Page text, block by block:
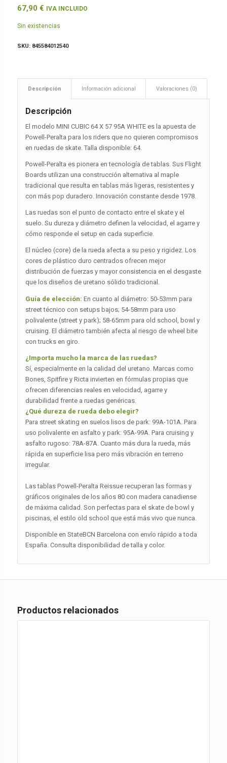
67,90 € IVA INCLUIDO
Sin existencias
SKU: 845584012540
Descripción Información adicional Valoraciones (0)
Descripción
El modelo MINI CUBIC 64 X 57 95A WHITE es la apuesta de
Powell-Peralta para los riders que no quieren compromisos
en ruedas de skate. Talla disponible: 64.
Powell-Peralta es pionera en tecnología de tablas. Sus Flight
Boards utilizan una construcción alternativa al maple
tradicional que resulta en tablas más ligeras, resistentes y
con más pop duradero. Innovación constante desde 1978.
Las ruedas son el punto de contacto entre el skate y el
suelo. Su dureza y diámetro definen la velocidad, el agarre y
cómo responde el setup en cada superficie.
El núcleo (core) de la rueda afecta a su peso y rigidez. Los
cores de plástico duro centrados ofrecen mejor
distribución de fuerzas y mayor consistencia en el desgaste
que los diseños de uretano sólido tradicional.
Guía de elección: En cuanto al diámetro: 50-53mm para
street técnico con setups bajos; 54-58mm para uso
polivalente (street y park); 58-65mm para old school, bowl y
cruising. El diámetro también afecta al riesgo de wheel bite
con trucks en giro.
¿Importa mucho la marca de las ruedas?
Sí, especialmente en la calidad del uretano. Marcas como
Bones, Spitfire y Ricta invierten en fórmulas propias que
ofrecen diferencias reales en velocidad, agarre y
durabilidad frente a ruedas genéricas.
¿Qué dureza de rueda debo elegir?
Para street skating en suelos lisos de park: 99A-101A. Para
uso polivalente en asfalto y park: 95A-99A. Para cruising y
asfalto rugoso: 78A-87A. Cuanto más dura la rueda, más
rápida en superficie lisa pero más vibración en terreno
irregular.
Las tablas Powell-Peralta Reissue recuperan las formas y
gráficos originales de los años 80 con madera canadiense
de máxima calidad. Son perfectas para el skate de bowl y
piscinas, el estilo old school que está más vivo que nunca.
Disponible en StateBCN Barcelona con envío rápido a toda
España. Consulta disponibilidad de talla y color.
Productos relacionados